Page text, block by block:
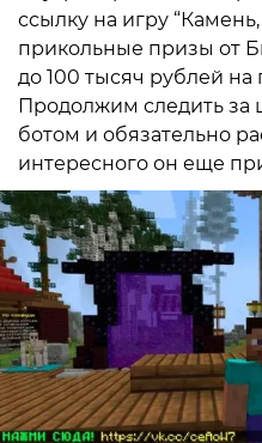
ссылку на игру
прикольные призы от
до 100 тысяч рублей на
Продолжим следить
ботом и обязательно
интересного он еще